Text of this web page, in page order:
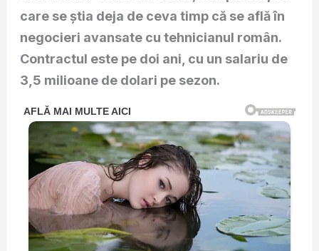
care se știa deja de ceva timp că se află în
negocieri avansate cu tehnicianul român.
Contractul este pe doi ani, cu un salariu de
3,5 milioane de dolari pe sezon.